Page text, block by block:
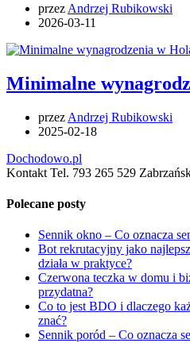
przez Andrzej Rubikowski
2026-03-11
Minimalne
przez Andrzej Rubikowski
2025-02-18
Dochodowo.pl
Kontakt Tel. 793 265 529
Polecane posty
Sennik okno – Co oznacza
Bot rekrutacyjny jako
działa w praktyce?
Czerwona teczka w domu i
przydatna?
Co to jest BDO i dlaczego
znać?
Sennik poród – Co oznacza